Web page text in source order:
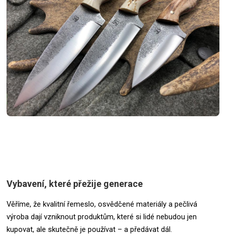
Vybavení, které přežije generace
Věříme, že kvalitní řemeslo, osvědčené materiály a pečlivá
výroba dají vzniknout produktům, které si lidé nebudou jen
kupovat, ale skutečně je používat – a předávat dál.